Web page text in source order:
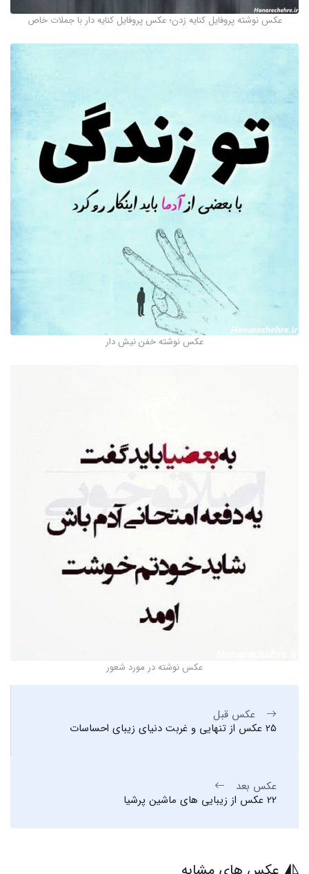
عکس نوشته پروفایل کنایه زدن؛ عکس پروفایل کنایه دار با جملات خاص
عکس نوشته خفن نیش دار
عکس نوشته در مورد شعور
عکس قبل
25 عکس از تنهایی و غربت دنیای زیبای احساسات
عکس بعد
22 عکس از زیبایی های ماشین پرشیا